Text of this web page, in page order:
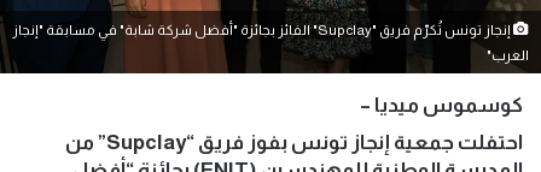
إنجاز تونس تُكرّم فريق "Supclay" الفائز بجائزة "أفضل شركة شابة" في مسابقة "إنجاز
العرب"
كوسموس ميديا –
احتفلت جمعية إنجاز تونس بفوز فريق “Supclay” من